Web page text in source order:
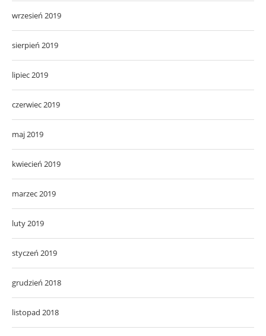
wrzesień 2019
sierpień 2019
lipiec 2019
czerwiec 2019
maj 2019
kwiecień 2019
marzec 2019
luty 2019
styczeń 2019
grudzień 2018
listopad 2018